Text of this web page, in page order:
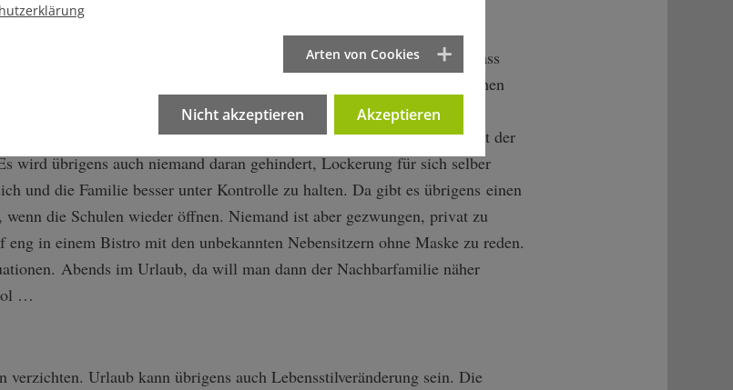
ist, also im Öffentlichen Personennahverkehr oder in bestimmten
Ich glaube, dass allein das schöne Wetter und die Tatsache, dass
einer Abnahme der Infektionen führt. Denn man kann sich an der frischen
wegfahren, die scharfen deutschen Abstands- und Hygieneregeln
enggefasste Regelungen, die europaweit gelten – natürlich mit der
wird übrigens auch niemand daran gehindert, Lockerung für sich selber
und die Familie besser unter Kontrolle zu halten. Da gibt es übrigens einen
die Schulen wieder öffnen. Niemand ist aber gezwungen, privat zu
in einem Bistro mit den unbekannten Nebensitzern ohne Maske zu reden.
Abends im Urlaub, da will man dann der Nachbarfamilie näher
…
verzichten. Urlaub kann übrigens auch Lebensstilveränderung sein. Die
Arten von Cookies
Nicht akzeptieren Akzeptieren